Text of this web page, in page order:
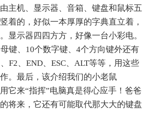
主机、显示器、音箱、键盘和鼠标五
着的，好似一本厚厚的字典直立着，
显示器四四方方，好像一台小彩电。
键、10个数字键、4个方向键外还有
F2、END、ESC、ALT等等，用这些
。最后，该介绍我们的小老鼠
来“指挥”电脑真是得心应手！爸爸
将来，它还有可能取代那大大的键盘